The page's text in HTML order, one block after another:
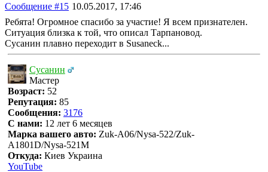
Сообщение #15 10.05.2017, 17:46
Ребята! Огромное спасибо за участие! Я всем признателен.
Ситуация близка к той, что описал Тарпановод.
Сусанин плавно переходит в Susaneck...
Сусанин
Мастер
Возраст: 52
Репутация: 85
Сообщения: 3176
С нами: 12 лет 6 месяцев
Марка вашего авто: Zuk-A06/Nysa-522/Zuk-
A1801D/Nysa-521M
Откуда: Киев Украина
YouTube